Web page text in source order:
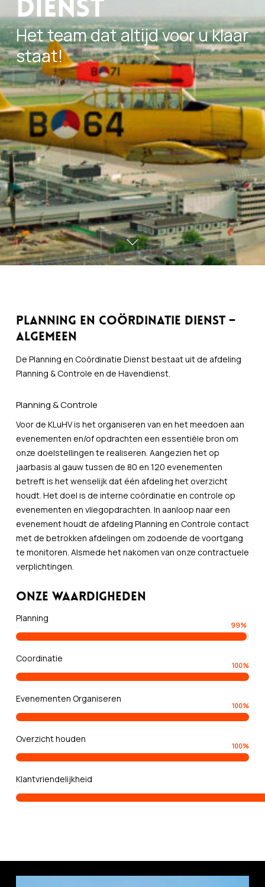
Dienst
Het team dat altijd voor u klaar
staat!
Planning en Coördinatie Dienst –
Algemeen
De Planning en Coördinatie Dienst bestaat uit de afdeling
Planning & Controle en de Havendienst.
Planning & Controle
Voor de KLuHV is het organiseren van en het meedoen aan
evenementen en/of opdrachten een essentiële bron om
onze doelstellingen te realiseren. Aangezien het op
jaarbasis al gauw tussen de 80 en 120 evenementen
betreft is het wenselijk dat één afdeling het overzicht
houdt. Het doel is de interne coördinatie en controle op
evenementen en vliegopdrachten. In aanloop naar een
evenement houdt de afdeling Planning en Controle contact
met de betrokken afdelingen om zodoende de voortgang
te monitoren. Alsmede het nakomen van onze contractuele
verplichtingen.
Onze waardigheden
Planning
99%
Coordinatie
100%
Evenementen Organiseren
100%
Overzicht houden
100%
Klantvriendelijkheid